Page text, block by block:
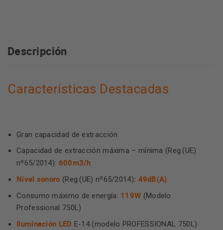
Descripción
Características Destacadas
Gran capacidad de extracción
Capacidad de extracción máxima – mínima (Reg.(UE)
nº65/2014): 600m3/h
Nivel sonoro (Reg.(UE) nº65/2014): 49dB(A)
Consumo máximo de energía: 119W (Modelo
Professional 750L)
Iluminación LED E-14 (modelo PROFESSIONAL 750L)